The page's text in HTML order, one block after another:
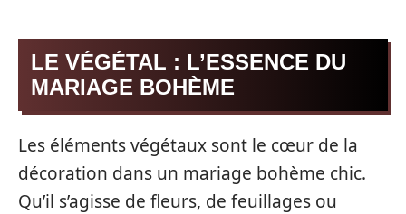
LE VÉGÉTAL : L’ESSENCE DU
MARIAGE BOHÈME
Les éléments végétaux sont le cœur de la
décoration dans un mariage bohème chic.
Qu’il s’agisse de fleurs, de feuillages ou